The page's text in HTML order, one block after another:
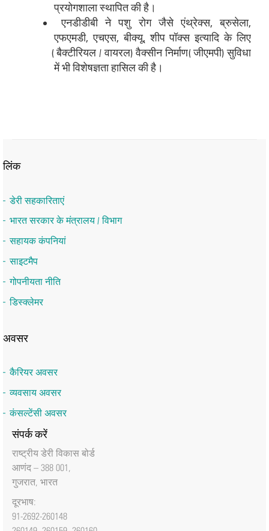
प्रयोगशाला स्थापित की है।
एनडीडीबी ने पशु रोग जैसे एंथ्रेक्स, ब्रुसेला,
एफएमडी, एचएस, बीक्यू, शीप पॉक्स इत्यादि के लिए
(बैक्टीरियल / वायरल) वैक्सीन निर्माण (जीएमपी) सुविधा
में भी विशेषज्ञता हासिल की है।
लिंक
डेरी सहकारिताएं
भारत सरकार के मंत्रालय / विभाग
सहायक कंपनियां
साइटमैप
गोपनीयता नीति
डिस्क्लेमर
अवसर
कैरियर अवसर
व्यवसाय अवसर
कंसल्टेंसी अवसर
संपर्क करें
राष्‍ट्रीय डेरी विकास बोर्ड
आणंद – 388 001,
गुजरात, भारत
दूरभाष:
91-2692-260148